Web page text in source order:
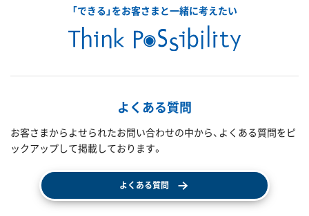
「できる」をお客さまと一緒に考えたい
よくある質問
お客さまからよせられたお問い合わせの中から、よくある質問をピ
ックアップして掲載しております。
よくある質問